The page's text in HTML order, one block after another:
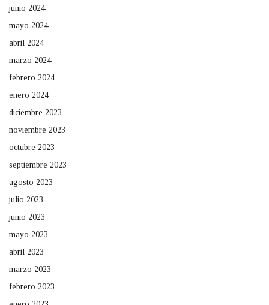
junio 2024
mayo 2024
abril 2024
marzo 2024
febrero 2024
enero 2024
diciembre 2023
noviembre 2023
octubre 2023
septiembre 2023
agosto 2023
julio 2023
junio 2023
mayo 2023
abril 2023
marzo 2023
febrero 2023